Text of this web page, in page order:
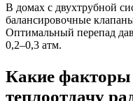
В домах с двухтрубной
балансировочные
Оптимальный перепад
0,2–0,3 атм.
Какие
теплоотдачу